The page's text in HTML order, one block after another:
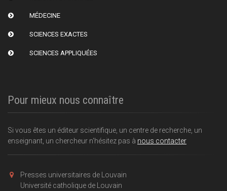
MÉDECINE
SCIENCES EXACTES
SCIENCES APPLIQUÉES
Pour mieux nous connaître
Si vous êtes un éditeur scientifique, un centre de recherche, un
enseignant, un chercheur n'hésitez pas à nous contacter
Presses universitaires de Louvain
Université catholique de Louvain